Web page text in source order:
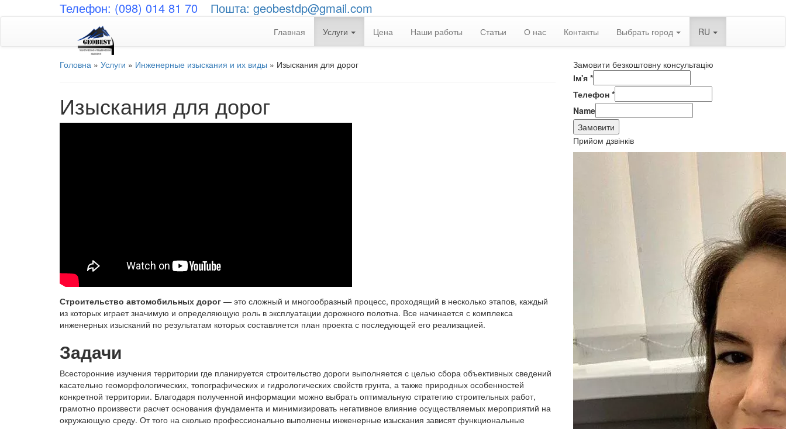
Телефон: (098) 014 81 70 Пошта: geobestdp@gmail.com
Главная Услуги Цена Наши работы Статьи О нас Контакты Выбрать город RU
Головна » Услуги » Инженерные изыскания и их виды » Изыскания для дорог
Изыскания для дорог
Строительство автомобильных дорог — это сложный и многообразный процесс, проходящий в несколько этапов, каждый
из которых играет значимую и определяющую роль в эксплуатации дорожного полотна. Все начинается с комплекса
инженерных изысканий по результатам которых составляется план проекта с последующей его реализацией.
Задачи
Всесторонние изучения территории где планируется строительство дороги выполняется с целью сбора объективных сведений
касательно геоморфологических, топографических и гидрологических свойств грунта, а также природных особенностей
конкретной территории. Благодаря полученной информации можно выбрать оптимальную стратегию строительных работ,
грамотно произвести расчет основания фундамента и минимизировать негативное влияние осуществляемых мероприятий на
окружающую среду. От того на сколько профессионально выполнены инженерные изыскания зависят функциональные
Замовити безкоштовну консультацію
Ім'я *
Телефон *
Name
Замовити
Прийом дзвінків